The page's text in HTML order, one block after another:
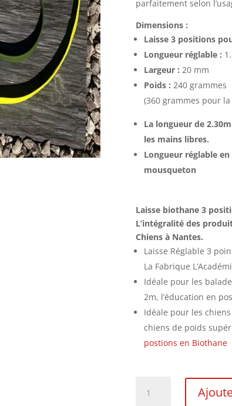
parfaitement selon
Dimensions :
Laisse 3 positions
Longueur réglable :
Largeur : 20 mm
Poids : 240 grammes
(360 grammes pour
La longueur de
les mains libres.
Longueur réglable
mousqueton
Laisse biothane 3
L’intégralité des
Chiens à Nantes.
Laisse Réglable 3
La Fabrique
Idéale pour les
2m, l’éducation en
Idéale pour les
chiens de poids
postions en Biothane